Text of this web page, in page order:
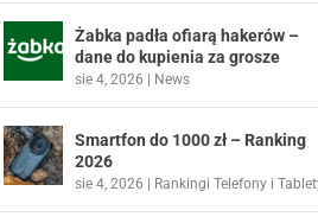
Żabka padła ofiarą hakerów –
dane do kupienia za grosze
sie 4, 2026 | News
Smartfon do 1000 zł – Ranking
2026
sie 4, 2026 | Rankingi Telefony i